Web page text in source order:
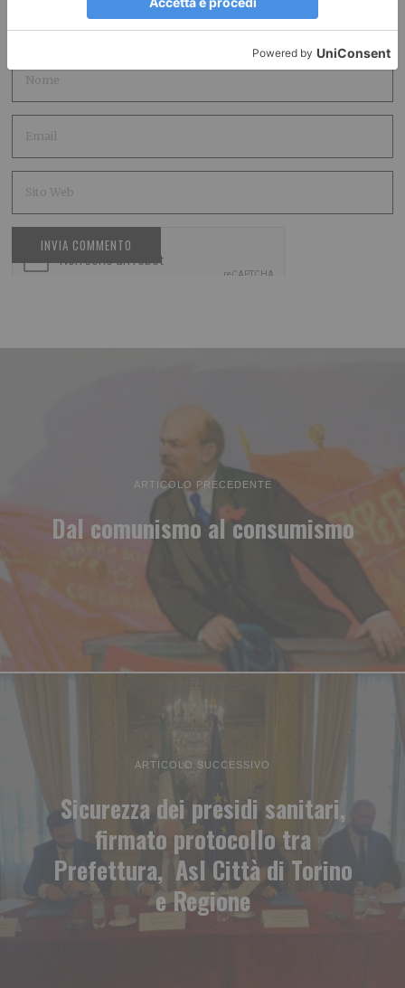
ARTICOLO PRECEDENTE
Dal comunismo al consumismo
ARTICOLO SUCCESSIVO
Sicurezza dei presidi sanitari,
firmato protocollo tra
Prefettura, Asl Città di Torino
e Regione